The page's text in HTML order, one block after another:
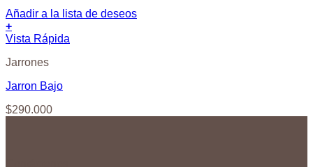
Añadir a la lista de deseos
+
Vista Rápida
Jarrones
Jarron Bajo
$290.000